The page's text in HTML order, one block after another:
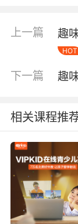
字母的组合
是要让孩子
像：为了增
这些缩写形
合。例如，
展示苹果的
和记忆。 互
法时，教师
可以通过提
们在互动中
趣味连词缩
将复杂的
式，趣味连
上一篇 趣
HOT
下一篇 趣
相关课程推